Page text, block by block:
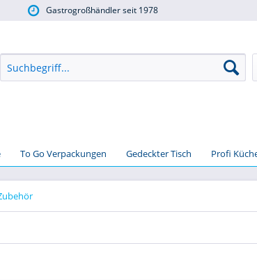
Gastrogroßhändler seit 1978
To Go Verpackungen Gedeckter Tisch Profi